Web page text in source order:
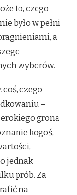
to, czego
było w pełni
a
wyborów.
czego
–
grona
kogoś,
jednak
prób. Za
na